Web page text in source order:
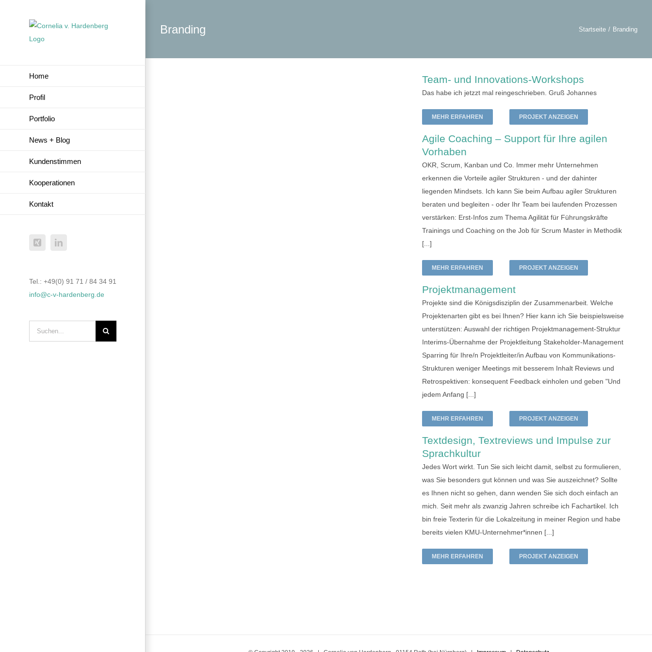
Home
Profil
Portfolio
News + Blog
Kundenstimmen
Kooperationen
Kontakt
Xing LinkedIn
Tel.: +49(0) 91 71 / 84 34 91
info@c-v-hardenberg.de
nach:
Branding Startseite Branding
Team- und Innovations-Workshops
Das habe ich jetzzt mal reingeschrieben. Gruß Johannes
MEHR ERFAHREN PROJEKT ANZEIGEN
Agile Coaching – Support für Ihre agilen
Vorhaben
OKR, Scrum, Kanban und Co. Immer mehr Unternehmen
erkennen die Vorteile agiler Strukturen - und der dahinter
liegenden Mindsets. Ich kann Sie beim Aufbau agiler Strukturen
beraten und begleiten - oder Ihr Team bei laufenden Prozessen
verstärken: Erst-Infos zum Thema Agilität für Führungskräfte
Trainings und Coaching on the Job für Scrum Master in Methodik
[...]
MEHR ERFAHREN PROJEKT ANZEIGEN
Projektmanagement
Projekte sind die Königsdisziplin der Zusammenarbeit. Welche
Projektenarten gibt es bei Ihnen? Hier kann ich Sie beispielsweise
unterstützen: Auswahl der richtigen Projektmanagement-Struktur
Interims-Übernahme der Projektleitung Stakeholder-Management
Sparring für Ihre/n Projektleiter/in Aufbau von Kommunikations-
Strukturen weniger Meetings mit besserem Inhalt Reviews und
Retrospektiven: konsequent Feedback einholen und geben "Und
jedem Anfang [...]
MEHR ERFAHREN PROJEKT ANZEIGEN
Textdesign, Textreviews und Impulse zur
Sprachkultur
Jedes Wort wirkt. Tun Sie sich leicht damit, selbst zu formulieren,
was Sie besonders gut können und was Sie auszeichnet? Sollte
es Ihnen nicht so gehen, dann wenden Sie sich doch einfach an
mich. Seit mehr als zwanzig Jahren schreibe ich Fachartikel. Ich
bin freie Texterin für die Lokalzeitung in meiner Region und habe
bereits vielen KMU-Unternehmer*innen [...]
MEHR ERFAHREN PROJEKT ANZEIGEN